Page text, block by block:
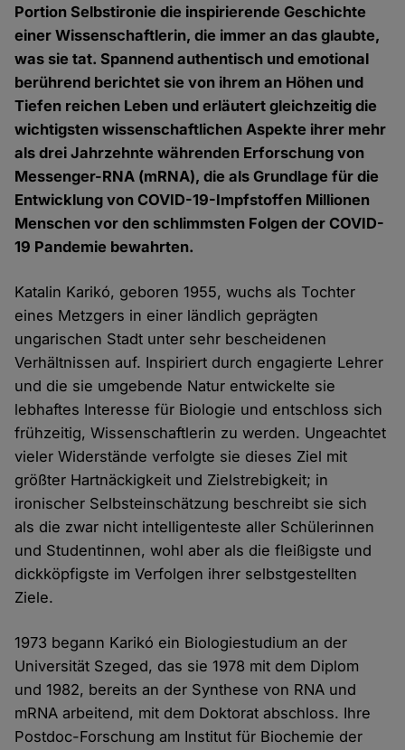
Portion Selbstironie die inspirierende Geschichte
einer Wissenschaftlerin, die immer an das glaubte,
was sie tat. Spannend authentisch und emotional
berührend berichtet sie von ihrem an Höhen und
Tiefen reichen Leben und erläutert gleichzeitig die
wichtigsten wissenschaftlichen Aspekte ihrer mehr
als drei Jahrzehnte währenden Erforschung von
Messenger-RNA (mRNA), die als Grundlage für die
Entwicklung von COVID-19-Impfstoffen Millionen
Menschen vor den schlimmsten Folgen der COVID-
19 Pandemie bewahrten.
Katalin Karikó, geboren 1955, wuchs als Tochter
eines Metzgers in einer ländlich geprägten
ungarischen Stadt unter sehr bescheidenen
Verhältnissen auf. Inspiriert durch engagierte Lehrer
und die sie umgebende Natur entwickelte sie
lebhaftes Interesse für Biologie und entschloss sich
frühzeitig, Wissenschaftlerin zu werden. Ungeachtet
vieler Widerstände verfolgte sie dieses Ziel mit
größter Hartnäckigkeit und Zielstrebigkeit; in
ironischer Selbsteinschätzung beschreibt sie sich
als die zwar nicht intelligenteste aller Schülerinnen
und Studentinnen, wohl aber als die fleißigste und
dickköpfigste im Verfolgen ihrer selbstgestellten
Ziele.
1973 begann Karikó ein Biologiestudium an der
Universität Szeged, das sie 1978 mit dem Diplom
und 1982, bereits an der Synthese von RNA und
mRNA arbeitend, mit dem Doktorat abschloss. Ihre
Postdoc-Forschung am Institut für Biochemie der